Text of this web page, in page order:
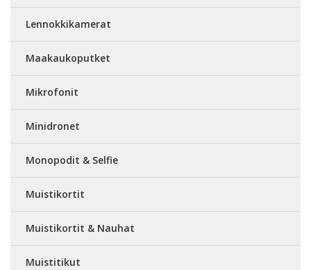
Lennokkikamerat
Maakaukoputket
Mikrofonit
Minidronet
Monopodit & Selfie
Muistikortit
Muistikortit & Nauhat
Muistitikut